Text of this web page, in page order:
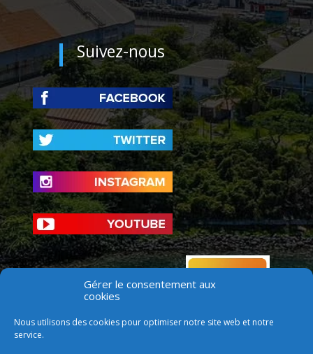
Gérer le consentement aux
cookies
Nous utilisons des cookies pour optimiser notre site web et notre
service.
Suivez-nous